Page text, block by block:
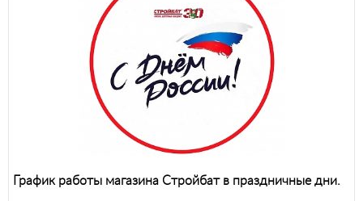
График работы магазина Стройбат в праздничные дни.